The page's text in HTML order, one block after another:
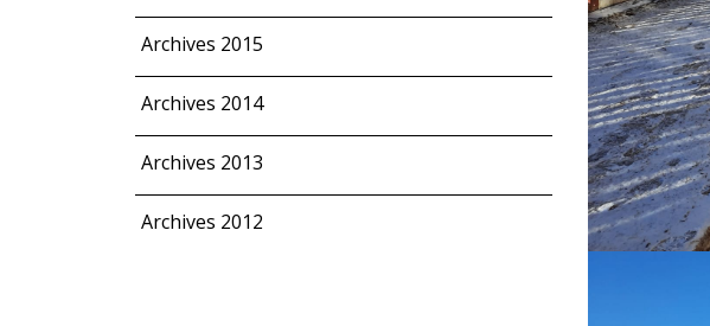
Archives 2015
Archives 2014
Archives 2013
Archives 2012